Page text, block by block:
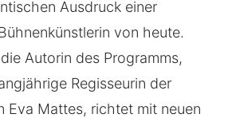
Ausdruck einer
von heute.
Autorin des Programms,
Regisseurin der
Eva Mattes, richtet mit neuen